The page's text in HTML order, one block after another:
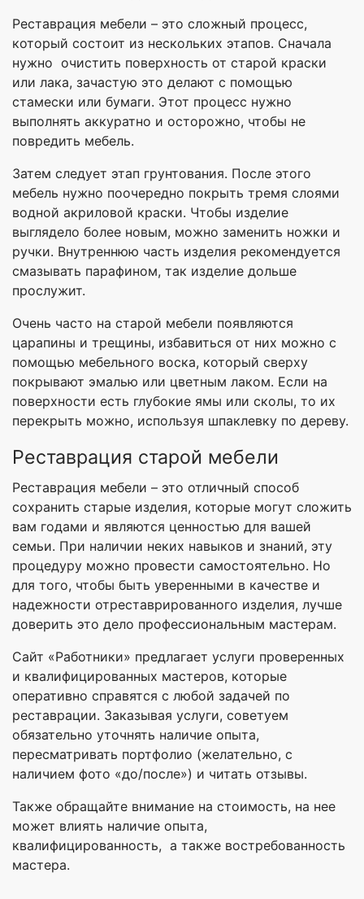
Реставрация мебели – это сложный процесс,
который состоит из нескольких этапов. Сначала
нужно очистить поверхность от старой краски
или лака, зачастую это делают с помощью
стамески или бумаги. Этот процесс нужно
выполнять аккуратно и осторожно, чтобы не
повредить мебель.
Затем следует этап грунтования. После этого
мебель нужно поочередно покрыть тремя слоями
водной акриловой краски. Чтобы изделие
выглядело более новым, можно заменить ножки и
ручки. Внутреннюю часть изделия рекомендуется
смазывать парафином, так изделие дольше
прослужит.
Очень часто на старой мебели появляются
царапины и трещины, избавиться от них можно с
помощью мебельного воска, который сверху
покрывают эмалью или цветным лаком. Если на
поверхности есть глубокие ямы или сколы, то их
перекрыть можно, используя шпаклевку по дереву.
Реставрация старой мебели
Реставрация мебели – это отличный способ
сохранить старые изделия, которые могут сложить
вам годами и являются ценностью для вашей
семьи. При наличии неких навыков и знаний, эту
процедуру можно провести самостоятельно. Но
для того, чтобы быть уверенными в качестве и
надежности отреставрированного изделия, лучше
доверить это дело профессиональным мастерам.
Сайт «Работники» предлагает услуги проверенных
и квалифицированных мастеров, которые
оперативно справятся с любой задачей по
реставрации. Заказывая услуги, советуем
обязательно уточнять наличие опыта,
пересматривать портфолио (желательно, с
наличием фото «до/после») и читать отзывы.
Также обращайте внимание на стоимость, на нее
может влиять наличие опыта,
квалифицированность, а также востребованность
мастера.